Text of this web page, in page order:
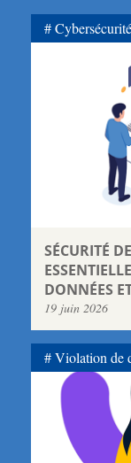
SÉCURITÉ
DONNÉES
19 juin 2026
Cybersécurité
Violation de